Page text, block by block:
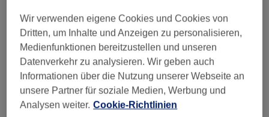
Sauberkeit
Service
Wir verwenden eigene Cookies und Cookies von
Dritten, um Inhalte und Anzeigen zu personalisieren,
Medienfunktionen bereitzustellen und unseren
Datenverkehr zu analysieren. Wir geben auch
Informationen über die Nutzung unserer Webseite an
unsere Partner für soziale Medien, Werbung und
Analysen weiter. Cookie-Richtlinien